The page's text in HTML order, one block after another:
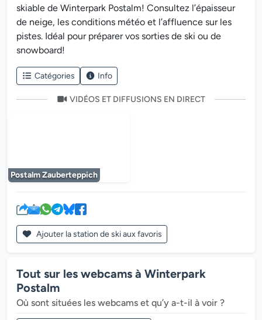
skiable de Winterpark Postalm! Consultez l’épaisseur
de neige, les conditions météo et l’affluence sur les
pistes. Idéal pour préparer vos sorties de ski ou de
snowboard!
Catégories Info
VIDÉOS ET DIFFUSIONS EN DIRECT
Postalm Zauberteppich
Ajouter la station de ski aux favoris
Tout sur les webcams à Winterpark
Postalm
Où sont situées les webcams et qu’y a-t-il à voir ?